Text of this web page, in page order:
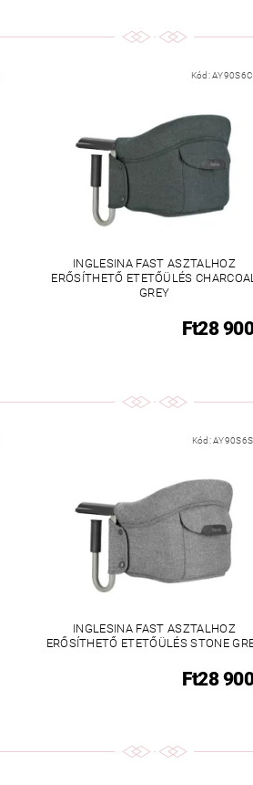
Kód:
INGLESINA FAST ASZTALHOZ
ERŐSÍTHETŐ ETETŐÜLÉS
GREY
Ft28
Kód:
INGLESINA FAST ASZTALHOZ
ERŐSÍTHETŐ ETETŐÜLÉS STONE
Ft28